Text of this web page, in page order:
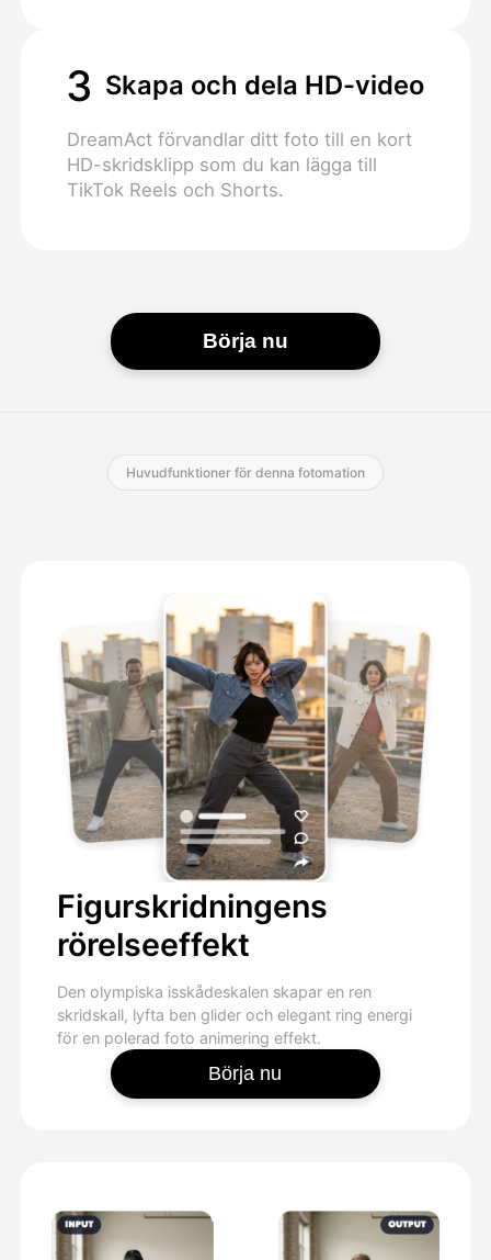
3 Skapa och dela HD-video
DreamAct förvandlar ditt foto till en kort
HD-skridsklipp som du kan lägga till
TikTok Reels och Shorts.
Börja nu
Huvudfunktioner för denna fotomation
Figurskridningens
rörelseeffekt
Den olympiska isskådeskalen skapar en ren
skridskall, lyfta ben glider och elegant ring energi
för en polerad foto animering effekt.
Börja nu